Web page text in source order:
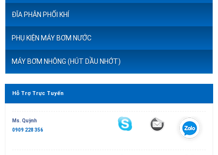
ĐĨA PHÂN PHỐI KHÍ
PHỤ KIỆN MÁY BƠM NƯỚC
MÁY BƠM NHÔNG (HÚT DẦU NHỚT)
Hỗ Trợ Trực Tuyến
Ms. Quỳnh
0909 228 356